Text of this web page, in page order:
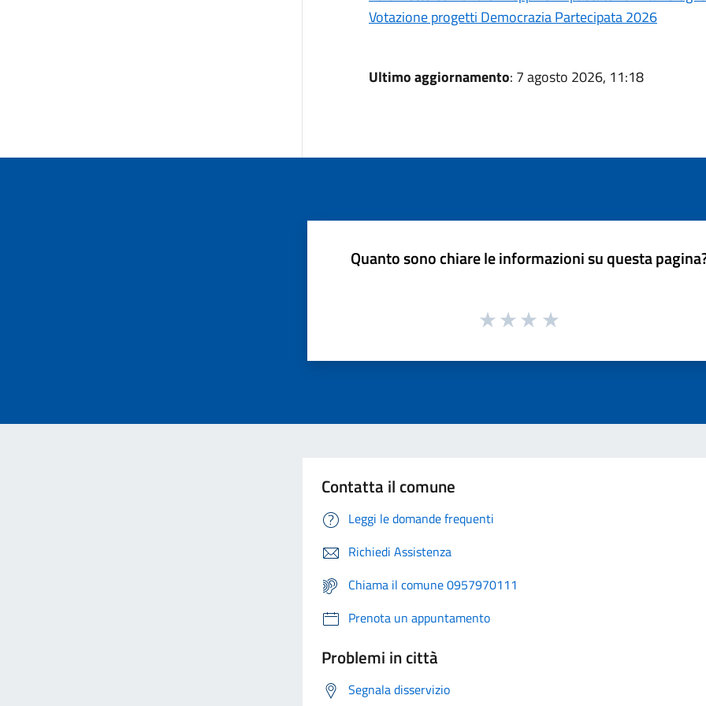
Votazione progetti Democrazia Partecipata 2026
Ultimo aggiornamento: 7 agosto 2026, 11:18
Quanto sono chiare le informazioni su questa
Contatta il comune
Leggi le domande frequenti
Richiedi Assistenza
Chiama il comune 0957970111
Prenota un appuntamento
Problemi in città
Segnala disservizio